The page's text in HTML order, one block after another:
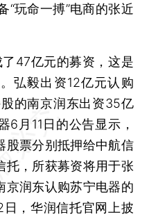
“玩命一搏”电商的张近
47亿元的募资，这是
弘毅出资12亿元认购
的南京润东出资35亿
6月11日的公告显示，
股票分别抵押给中航信
托，所获募资将用于张
京润东认购苏宁电器的
，华润信托官网上披